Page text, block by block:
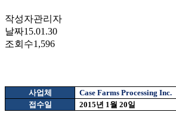
작성자관리자
날짜15.01.30
조회수1,596
사업체
Case Farms Processing Inc.
접수일
2015년 1 월20일